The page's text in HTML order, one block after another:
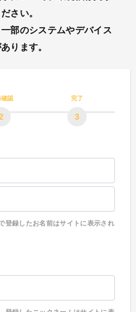
さい。
部のシステムやデバイス
ります。
確認 完了
3
登録したお名前はサイトに表示され